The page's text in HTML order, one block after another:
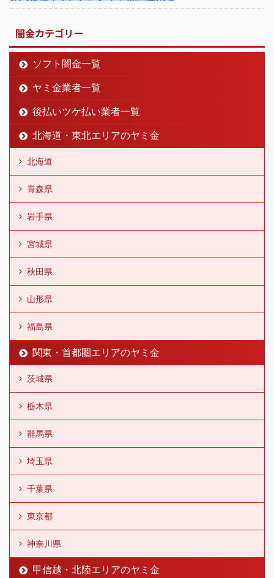
闇金カテゴリー
ソフト闇金一覧
ヤミ金業者一覧
後払いツケ払い業者一覧
北海道・東北エリアのヤミ金
北海道
青森県
岩手県
宮城県
秋田県
山形県
福島県
関東・首都圏エリアのヤミ金
茨城県
栃木県
群馬県
埼玉県
千葉県
東京都
神奈川県
甲信越・北陸エリアのヤミ金